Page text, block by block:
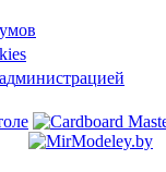
администрацией